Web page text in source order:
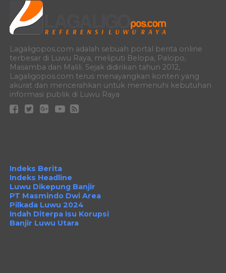
Lagaligopos.com adalah sebuah portal berita online
terbesar di Luwu Raya, meliputi Belopa, Palopo,
Masamba dan Malili. Sejak didirikan tahun 2012,
Lagaligopos.com terus menayangkan konten yang
akurat dan mencerahkan untuk memenuhi kebutuhan
informasi publik di Luwu Raya
Indeks Berita
Indeks Headline
Luwu Dikepung Banjir
PT Masmindo Dwi Area
Pilkada Luwu 2024
Indah Diterpa Isu Korupsi
Banjir Luwu Utara